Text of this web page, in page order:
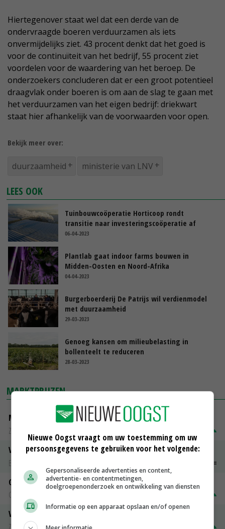
Hiertegenover staat wel dat een derde van de
ondervraagde boeren verduurzamen als iets
onvermijdelijks ziet. 43 procent denkt dat het goed is
voor de continuïteit van het bedrijf, 55 procent ziet
voordelen voor de waardering van het beroep. De
onderzoekers concluderen dat er een groot potentieel
draagvlak onder boeren is om aan de slag te gaan met
het verduurzamen van het eigen bedrijf: driekwart
staat hier afhankelijk van de voorwaarden voor open.
Bekijk meer over:
duurzaamheid ministerie van LNV
LEES OOK
Tuinbouwcoöperatie Horticoop rondt
transitie naar investeringscoöperatie af
06-04-2023
Plantlab gaat indoor farms bouwen in
Midden-Oosten en Noord-Afrika
04-04-2023
Burgerboerderij De Patrijs wil verdienmodel
met duurzaamheid
29-03-2023
Genoeg kansen om milieubelasting in
bollenteelt te reduceren
28-03-2023
MARKTPRIJZEN
Magere melkpoeder
Zuivel NL
Vleeskuikens 2001-2600 gr
Barneveld
Gerst
Groningen
Volle melkpoeder
Nieuwe Oogst vraagt om uw toestemming om uw
persoonsgegevens te gebruiken voor het volgende:
Gepersonaliseerde advertenties en content,
advertentie- en contentmetingen,
doelgroepenonderzoek en ontwikkeling van diensten
Informatie op een apparaat opslaan en/of openen